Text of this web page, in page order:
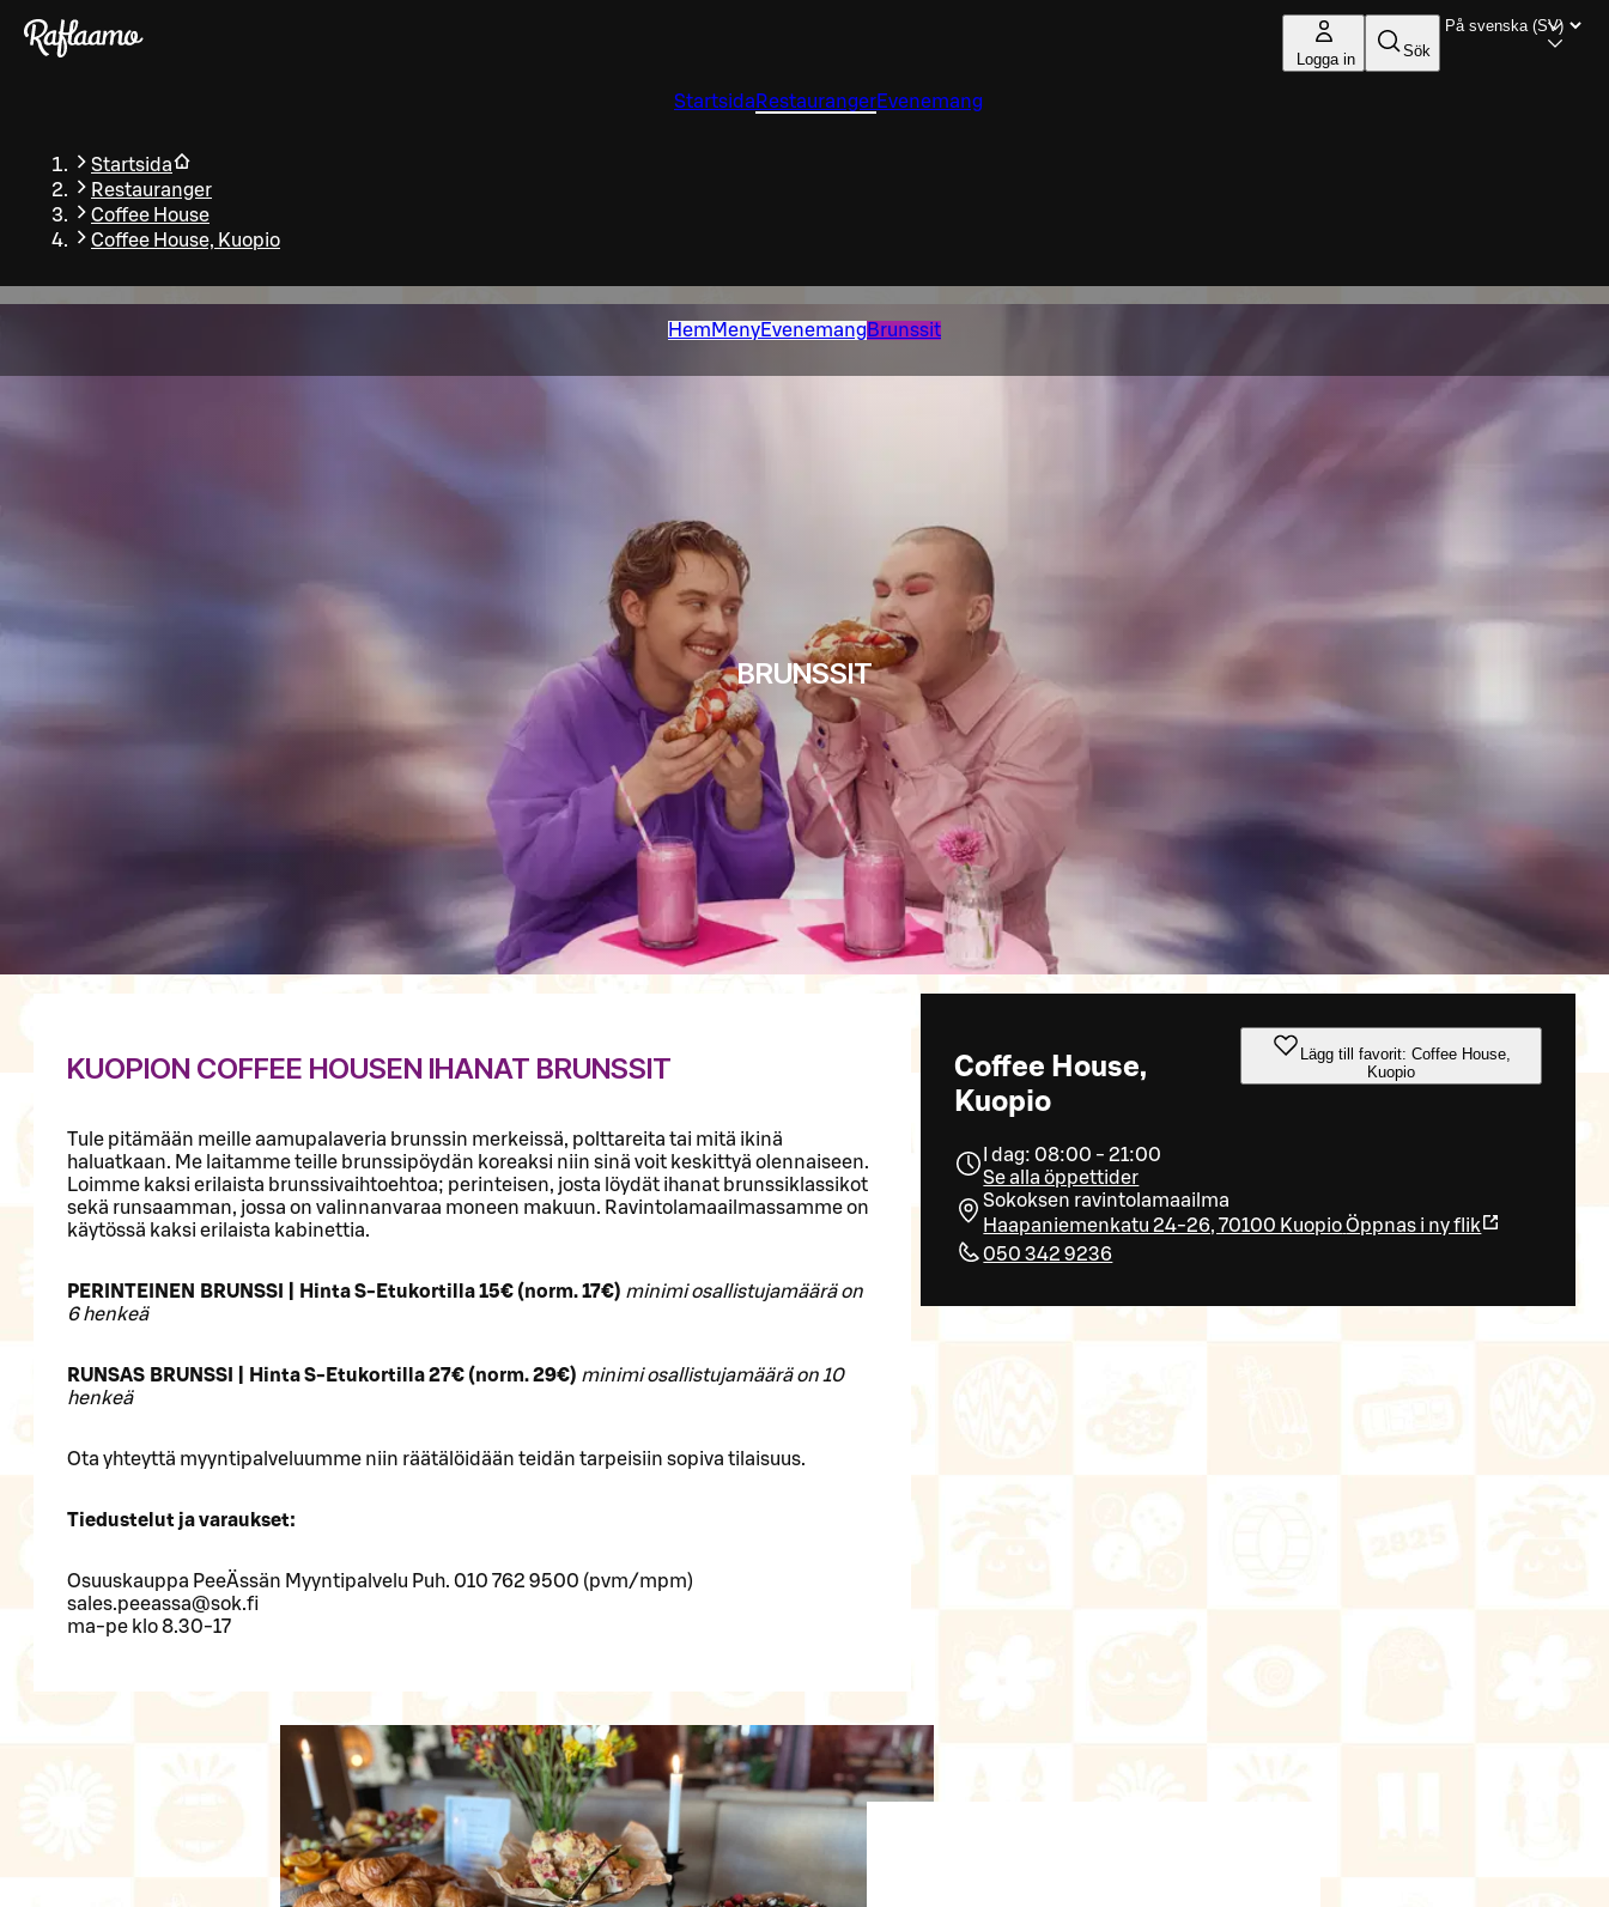
Gå till huvudinnehållet
Logga in Sök
Startsida RestaurangerEvenemang
Startsida
Restauranger
Coffee House
Coffee House, Kuopio
Hem MenyEvenemangBrunssit
BRUNSSIT
Coffee House,
Kuopio
Lägg till favorit: Coffee House,
Kuopio
I dag: 08:00 - 21:00
Se alla öppettider
Sokoksen ravintolamaailma
Haapaniemenkatu 24-26, 70100 Kuopio Öppnas i ny flik
050 342 9236
KUOPION COFFEE HOUSEN IHANAT BRUNSSIT
Tule pitämään meille aamupalaveria brunssin merkeissä, polttareita tai mitä ikinä
haluatkaan. Me laitamme teille brunssipöydän koreaksi niin sinä voit keskittyä olennaiseen.
Loimme kaksi erilaista brunssivaihtoehtoa; perinteisen, josta löydät ihanat brunssiklassikot
sekä runsaamman, jossa on valinnanvaraa moneen makuun. Ravintolamaailmassamme on
käytössä kaksi erilaista kabinettia.
PERINTEINEN BRUNSSI | Hinta S-Etukortilla 15€ (norm. 17€) minimi osallistujamäärä on
6 henkeä
RUNSAS BRUNSSI | Hinta S-Etukortilla 27€ (norm. 29€) minimi osallistujamäärä on 10
henkeä
Ota yhteyttä myyntipalveluumme niin räätälöidään teidän tarpeisiin sopiva tilaisuus.
Tiedustelut ja varaukset:
Osuuskauppa PeeÄssän Myyntipalvelu Puh. 010 762 9500 (pvm/mpm)
sales.peeassa@sok.fi
ma-pe klo 8.30-17